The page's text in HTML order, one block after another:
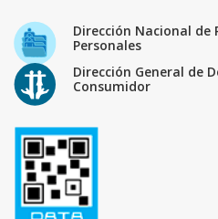
Dirección Nacional de
Personales
Dirección General de
Consumidor